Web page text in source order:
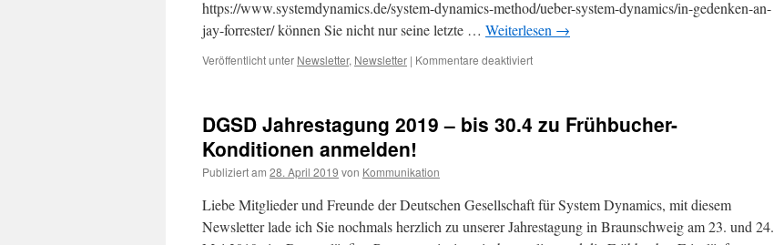
https://www.systemdynamics.de/system-dynamics-method/ueber-system-dynamics/in-gedenken-an-
jay-forrester/ können Sie nicht nur seine letzte … Weiterlesen →
Veröffentlicht unter Newsletter, Newsletter | Kommentare deaktiviertfür
Werk
Veröffentlicht
DGSD Jahrestagung 2019 – bis 30.4 zu Frühbucher-
Konditionen anmelden!
Publiziert am 28. April 2019 von Kommunikation
Liebe Mitglieder und Freunde der Deutschen Gesellschaft für System Dynamics, mit diesem
Newsletter lade ich Sie nochmals herzlich zu unserer Jahrestagung in Braunschweig am 23. und 24.